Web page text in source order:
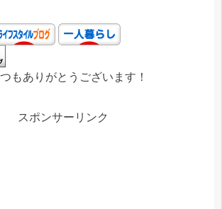
もありがとうございます！
スポンサーリンク